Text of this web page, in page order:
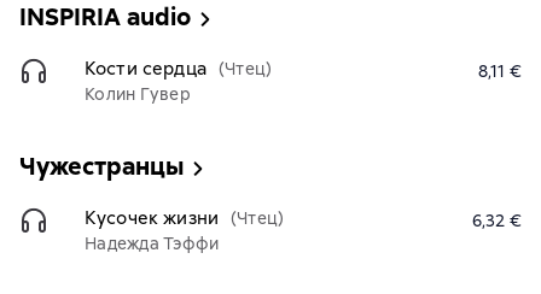
INSPIRIA audio
Кости сердца (Чтец)
Колин Гувер
8,11 €
Чужестранцы
Кусочек жизни
(Чтец)
Надежда Тэффи
6,32 €